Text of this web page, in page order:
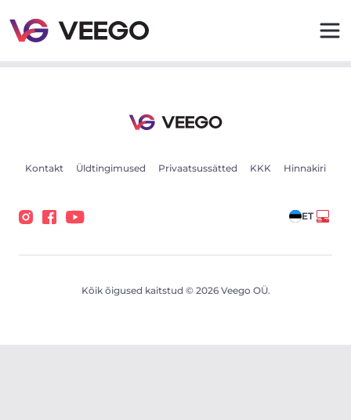
Kontakt Üldtingimused Privaatsussätted KKK Hinnakiri
ET
Kõik õigused kaitstud © 2026 Veego OÜ.